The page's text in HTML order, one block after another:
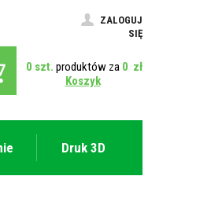
ZALOGUJ
SIĘ
0 szt. produktów za 0 zł
Koszyk
Druk 3D